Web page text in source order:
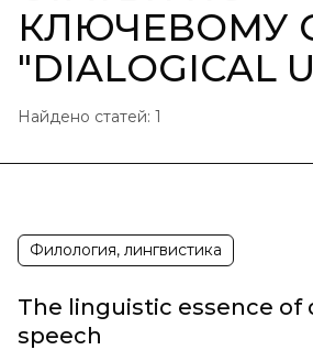
КЛЮЧЕВОМУ
"DIALOGICAL
Найдено статей: 1
Филология, лингвистика
The linguistic essence of
speech